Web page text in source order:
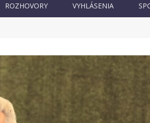
ROZHOVORY VYHLÁSENIA